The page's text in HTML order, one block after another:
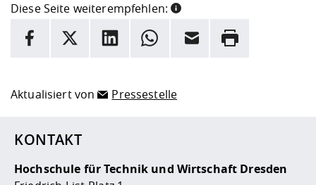
Diese Seite weiterempfehlen:
INFORMATION
Facebook
X LinkedInWhatsappE-Mail Drucken
Aktualisiert von Pressestelle
KONTAKT
Hochschule für Technik und Wirtschaft Dresden